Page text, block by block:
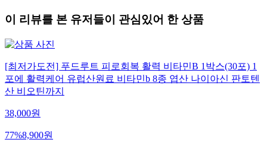
이 리뷰를 본 유저들이 관심있어 한 상품
[최저가도전] 푸드루트 피로회복 활력 비타민B 1박스(30포) 1
포에 활력케어 유럽산원료 비타민b 8종 엽산 나이아신 판토텐
산 비오틴까지
38,000원
77%8,900원